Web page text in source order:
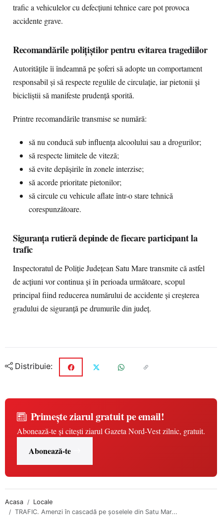
trafic a vehiculelor cu defecțiuni tehnice care pot provoca
accidente grave.
Recomandările polițiștilor pentru evitarea tragediilor
Autoritățile îi îndeamnă pe șoferi să adopte un comportament
responsabil și să respecte regulile de circulație, iar pietonii și
bicicliștii să manifeste prudență sporită.
Printre recomandările transmise se numără:
să nu conducă sub influența alcoolului sau a drogurilor;
să respecte limitele de viteză;
să evite depășirile în zonele interzise;
să acorde prioritate pietonilor;
să circule cu vehicule aflate într-o stare tehnică
corespunzătoare.
Siguranța rutieră depinde de fiecare participant la
trafic
Inspectoratul de Poliție Județean Satu Mare transmite că astfel
de acțiuni vor continua și în perioada următoare, scopul
principal fiind reducerea numărului de accidente și creșterea
gradului de siguranță pe drumurile din județ.
Distribuie:
Primește ziarul gratuit pe email!
Abonează-te și citești ziarul Gazeta Nord-Vest zilnic, gratuit.
Abonează-te
Acasa
Locale
TRAFIC. Amenzi în cascadă pe șoselele din Satu Mar...